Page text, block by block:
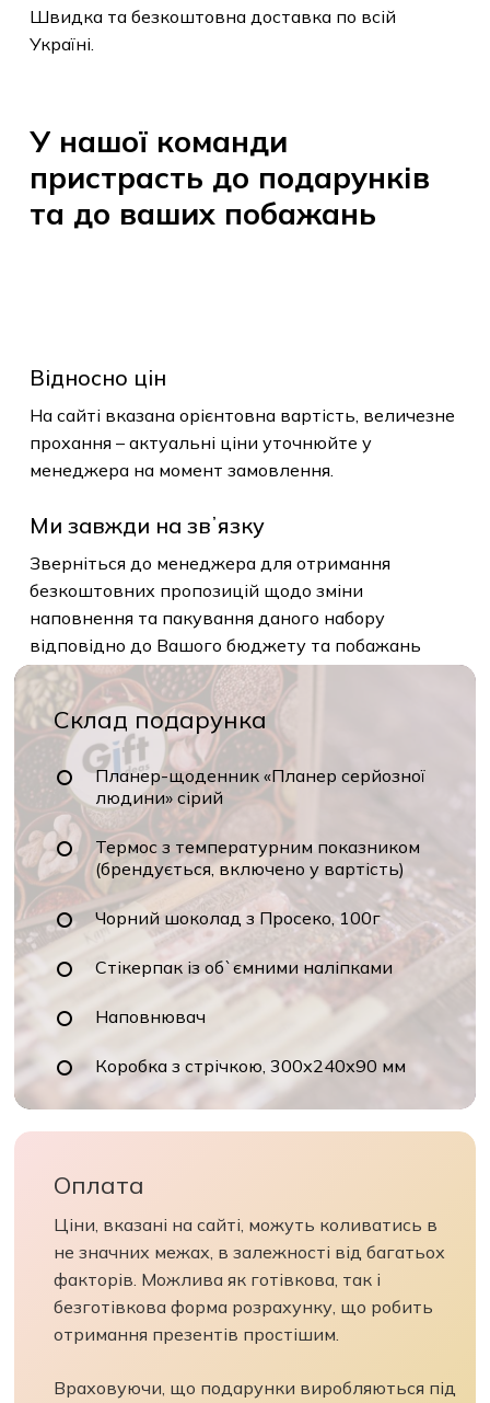
товарів.
Швидка та безкоштовна доставка по всій
Україні.
У нашої команди
пристрасть до подарунків
та до ваших побажань
Відносно цін
На сайті вказана орієнтовна вартість, величезне
прохання – актуальні ціни уточнюйте у
менеджера на момент замовлення.
Ми завжди на звʼязку
Зверніться до менеджера для отримання
безкоштовних пропозицій щодо зміни
наповнення та пакування даного набору
відповідно до Вашого бюджету та побажань
Склад подарунка
Планер-щоденник «Планер серйозної
людини» сірий
Термос з температурним показником
(брендується, включено у вартість)
Чорний шоколад з Просеко, 100г
Стікерпак із об`ємними наліпками
Наповнювач
Коробка з стрічкою, 300х240х90 мм
Оплата
Ціни, вказані на сайті, можуть коливатись в
не значних межах, в залежності від багатьох
факторів. Можлива як готівкова, так і
безготівкова форма розрахунку, що робить
отримання презентів простішим.
Враховуючи, що подарунки виробляються під